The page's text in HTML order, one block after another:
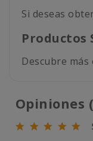
Si deseas
Productos
Descubre
Opiniones